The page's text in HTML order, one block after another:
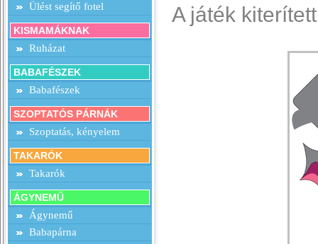
Ülést segítő fotel
KISMAMÁKNAK
Ruházat
BABAFÉSZEK
Babafészek
SZOPTATÓS PÁRNÁK
Szoptatás, kényelem
TAKARÓK
Takarók
ÁGYNEMŰ
Ágynemű
Babapárna
A játék